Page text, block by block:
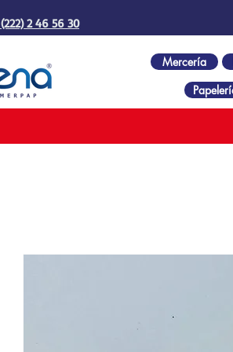
(222) 2 46 56 30
Mercería